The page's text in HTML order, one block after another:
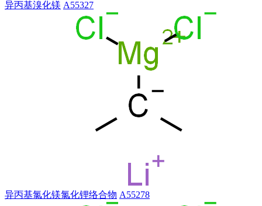
异丙基溴化镁 A55327
异丙基氯化镁氯化锂络合物 A55278